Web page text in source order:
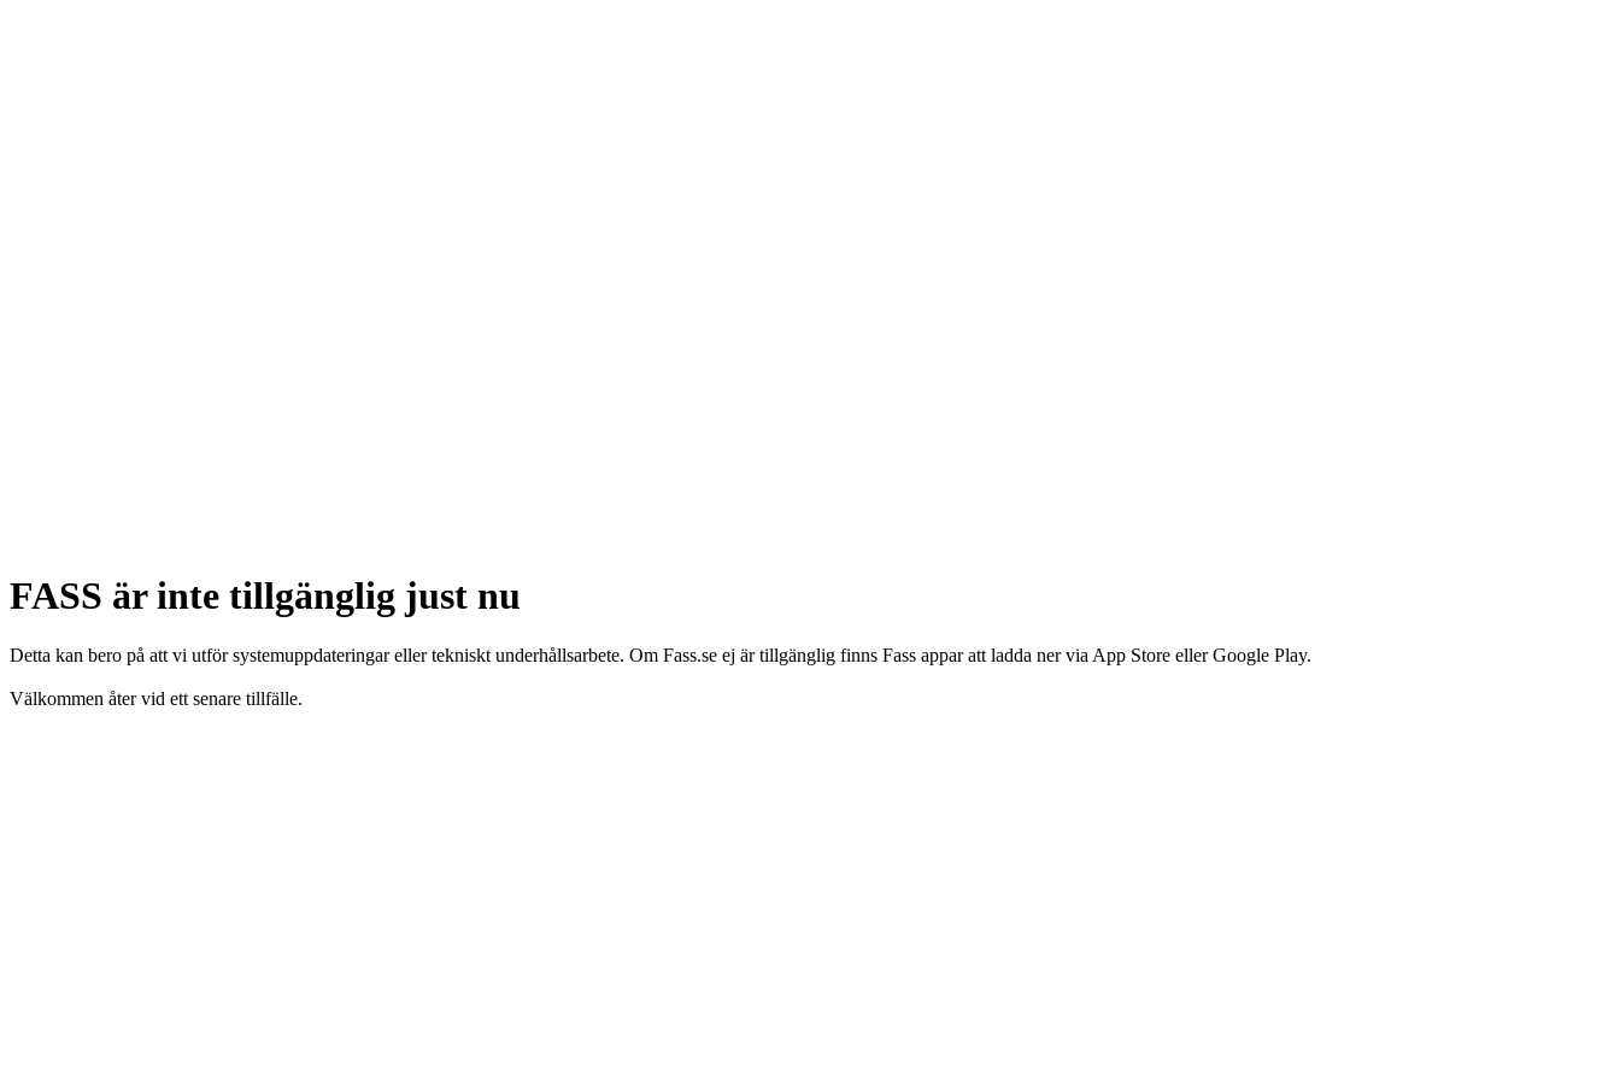
FASS är inte tillgänglig just nu
Detta kan bero på att vi utför systemuppdateringar eller tekniskt underhållsarbete. Om Fass.se ej är tillgänglig finns Fass appar att ladda ner via App Store eller Google Play.
Välkommen åter vid ett senare tillfälle.